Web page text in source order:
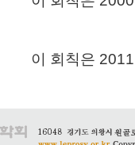
이 회칙은